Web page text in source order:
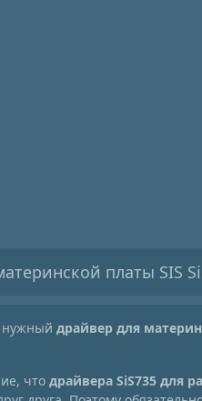
платы SIS
нужный драйвер для
что драйвера SiS735 для